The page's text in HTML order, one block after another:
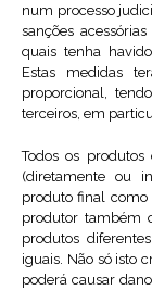
num processo
sanções
quais tenha
Estas medidas
proporcional,
terceiros, em
Todos os
(diretamente ou
produto final como
produtor também
produtos
iguais. Não só isto
poderá causar